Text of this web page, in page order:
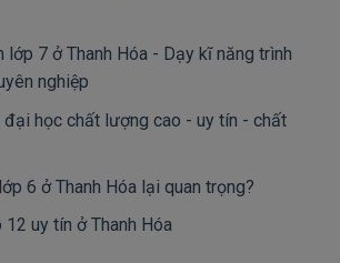
lớp 7 ở Thanh Hóa - Dạy kĩ năng trình
nghiệp
đại học chất lượng cao - uy tín - chất
6 ở Thanh Hóa lại quan trọng?
uy tín ở Thanh Hóa